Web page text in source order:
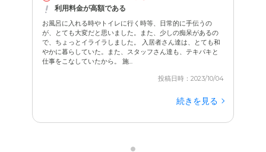
利用料金が高額である
お風呂に入れる時やトイレに行く時等、日常的に手伝うの
が、とても大変だと思いました。また、少しの痴呆があるの
で、ちょっとイライラしました。 入居者さん達は、とても和
やかに暮らしていた。また、スタッフさん達も、テキパキと
仕事をこなしていたから。 施...
投稿日時：2023/10/04
続きを見る